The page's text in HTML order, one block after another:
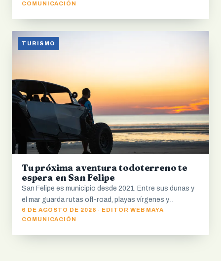
COMUNICACIÓN
TURISMO
Tu próxima aventura todoterreno te
espera en San Felipe
San Felipe es municipio desde 2021. Entre sus dunas y
el mar guarda rutas off-road, playas vírgenes y…
6 DE AGOSTO DE 2026 · EDITOR WEB MAYA
COMUNICACIÓN